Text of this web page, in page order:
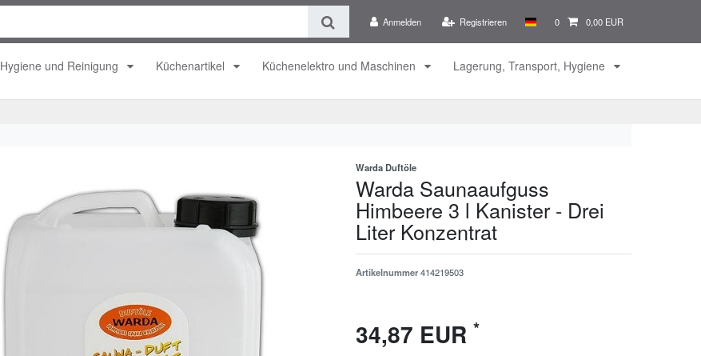
Anmelden Registrieren 0 0,00 EUR
Hygiene und Reinigung Küchenartikel Küchenelektro und Maschinen Lagerung, Transport, Hygiene
Warda Duftöle
Warda Saunaaufguss
Himbeere 3 l Kanister - Drei
Liter Konzentrat
Artikelnummer414219503
34,87 EUR *